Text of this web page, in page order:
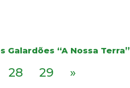
“A Nossa Terra”
28 29 »